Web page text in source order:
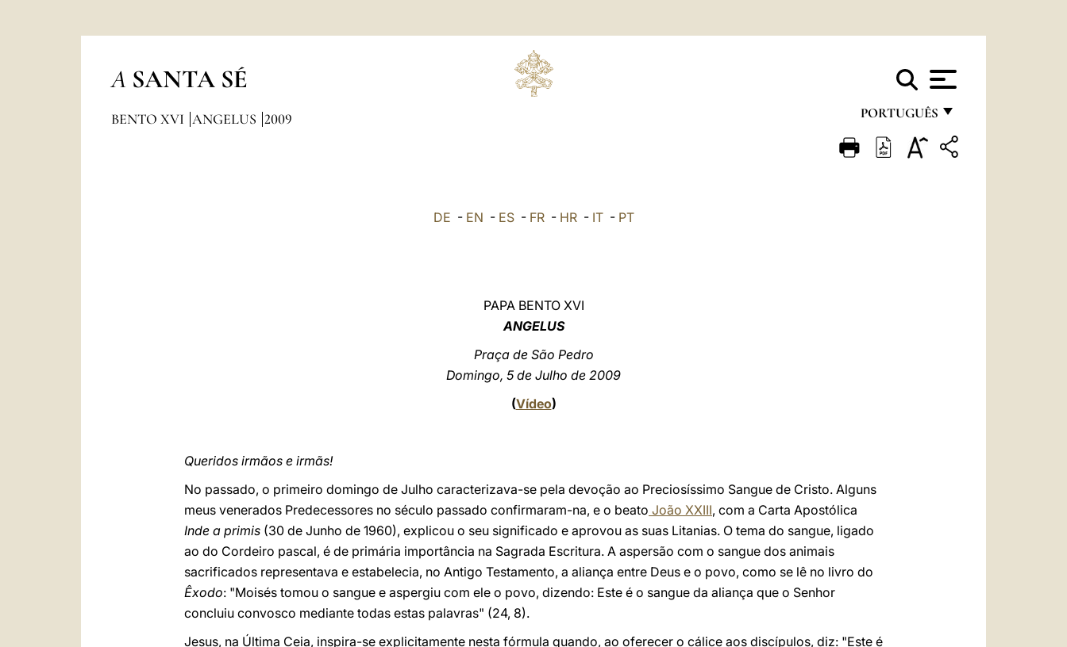
A SANTA SÉ
PORTUGUÊS
FRANÇAIS
BENTO XVI ANGELUS 2009
DE - EN - ES- FR- HR- IT- PT
PAPA BENTO XVI
ANGELUS
Praça de São Pedro
Domingo, 5 de Julho de 2009
(Vídeo)
Queridos irmãos e irmãs!
No passado, o primeiro domingo de Julho caracterizava-se pela devoção ao Preciosíssimo Sangue de Cristo. Alguns
meus venerados Predecessores no século passado confirmaram-na, e o beato João XXIII, com a Carta Apostólica
Inde a primis (30 de Junho de 1960), explicou o seu significado e aprovou as suas Litanias. O tema do sangue, ligado
ao do Cordeiro pascal, é de primária importância na Sagrada Escritura. A aspersão com o sangue dos animais
sacrificados representava e estabelecia, no Antigo Testamento, a aliança entre Deus e o povo, como se lê no livro do
Êxodo: "Moisés tomou o sangue e aspergiu com ele o povo, dizendo: Este é o sangue da aliança que o Senhor
concluiu convosco mediante todas estas palavras" (24, 8).
Jesus, na Última Ceia, inspira-se explicitamente nesta fórmula quando, ao oferecer o cálice aos discípulos, diz: "Este é